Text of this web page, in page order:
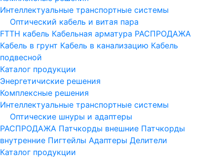
Интеллектуальные транспортные системы
Оптический кабель и витая пара
FTTH кабель Кабельная арматура РАСПРОДАЖА
Кабель в грунт Кабель в канализацию Кабель
подвесной
Каталог продукции
Энергетичиские решения
Комплексные решения
Интеллектуальные транспортные системы
Оптические шнуры и адаптеры
РАСПРОДАЖА Патчкорды внешние Патчкорды
внутренние Пигтейлы Адаптеры Делители
Каталог продукции